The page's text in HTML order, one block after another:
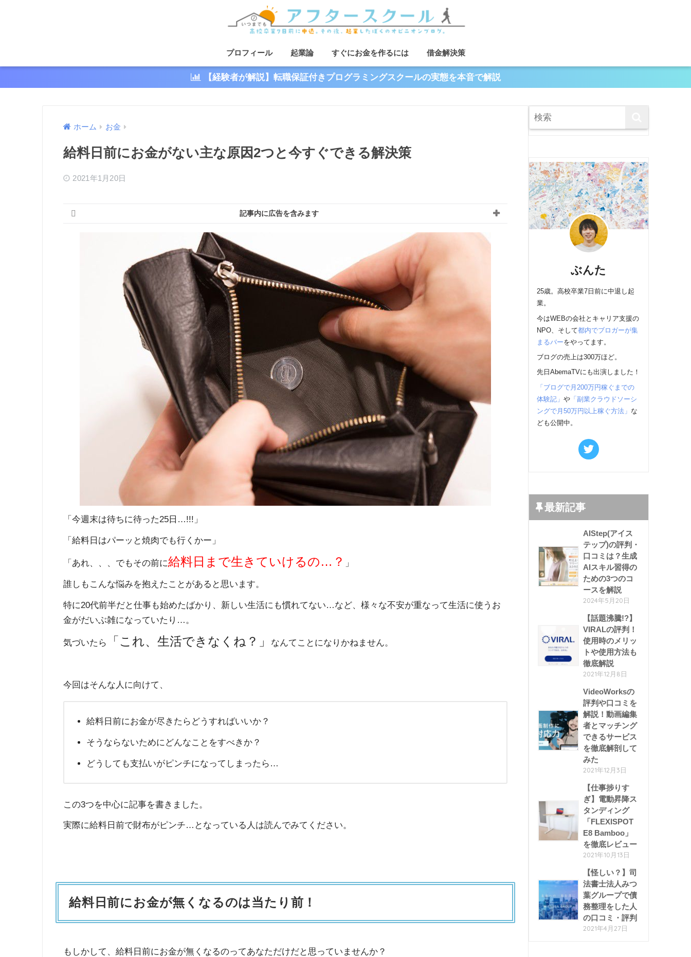
プロフィール 起業論 すぐにお金を作るには 借金解決策
【経験者が解説】転職保証付きプログラミングスクールの実態を本音で解説
ホーム お金
給料日前にお金がない主な原因2つと今すぐできる解決策
2021年1月20日
記事内に広告を含みます
「今週末は待ちに待った25日…!!!」
「給料日はパーッと焼肉でも行くかー」
「あれ、、、でもその前に給料日まで生きていけるの…？ 」
誰しもこんな悩みを抱えたことがあると思います。
特に20代前半だと仕事も始めたばかり、新しい生活にも慣れてない…など、様々な不安が重なって生活に使うお
金がだいぶ雑になっていたり…。
気づいたら 「これ、生活できなくね？」 なんてことになりかねません。
今回はそんな人に向けて、
給料日前にお金が尽きたらどうすればいいか？
そうならないためにどんなことをすべきか？
どうしても支払いがピンチになってしまったら…
この3つを中心に記事を書きました。
実際に給料日前で財布がピンチ…となっている人は読んでみてください。
給料日前にお金が無くなるのは当たり前！
もしかして、給料日前にお金が無くなるのってあなただけだと思っていませんか？
ぶんた
25歳。高校卒業7日前に中退し起
業。
今はWEBの会社とキャリア支援の
NPO、そして都内でブロガーが集
まるバーをやってます。
ブログの売上は300万ほど。
先日AbemaTVにも出演しました！
「ブログで月200万円稼ぐまでの
体験記」 や「副業クラウドソーシ
ングで月50万円以上稼ぐ方法」 な
ども公開中。
最新記事
AIStep(アイス
テップ)の評判・
口コミは？生成
AIスキル習得の
ための3つのコ
ースを解説
2024年5月20日
【話題沸騰!?】
VIRALの評判！
使用時のメリッ
トや使用方法も
徹底解説
2021年12月8日
VideoWorksの
評判や口コミを
解説！動画編集
者とマッチング
できるサービス
を徹底解剖して
みた
2021年12月3日
【仕事捗りす
ぎ】電動昇降ス
タンディング
「FLEXISPOT
E8 Bamboo」
を徹底レビュー
2021年10月13日
【怪しい？】司
法書士法人みつ
葉グループで債
務整理をした人
の口コミ・評判
2021年4月27日